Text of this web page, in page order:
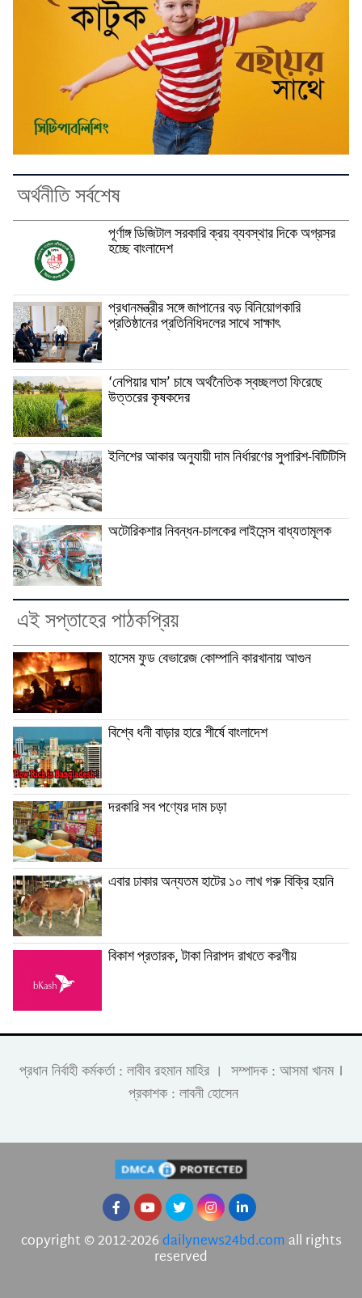
অর্থনীতি সর্বশেষ
পূর্ণাঙ্গ ডিজিটাল সরকারি ক্রয় ব্যবস্থার দিকে অগ্রসর
হচ্ছে বাংলাদেশ
প্রধানমন্ত্রীর সঙ্গে জাপানের বড় বিনিয়োগকারি
প্রতিষ্ঠানের প্রতিনিধিদলের সাথে সাক্ষাৎ
‘নেপিয়ার ঘাস’ চাষে অর্থনৈতিক স্বচ্ছলতা ফিরেছে
উত্তরের কৃষকদের
ইলিশের আকার অনুযায়ী দাম নির্ধারণের সুপারিশ-বিটিটিসি
অটোরিকশার নিবন্ধন-চালকের লাইসেন্স বাধ্যতামূলক
এই সপ্তাহের পাঠকপ্রিয়
হাসেম ফুড বেভারেজ কোম্পানি কারখানায় আগুন
বিশ্বে ধনী বাড়ার হারে শীর্ষে বাংলাদেশ
দরকারি সব পণ্যের দাম চড়া
এবার ঢাকার অন্যতম হাটের ১০ লাখ গরু বিক্রি হয়নি
বিকাশ প্রতারক, টাকা নিরাপদ রাখতে করণীয়
প্রধান নির্বাহী কর্মকর্তা : লাবীব রহমান মাহির । সম্পাদক : আসমা খানম ।
প্রকাশক : লাবনী হোসেন
copyright © 2012-2026dailynews24bd.com all rights
reserved